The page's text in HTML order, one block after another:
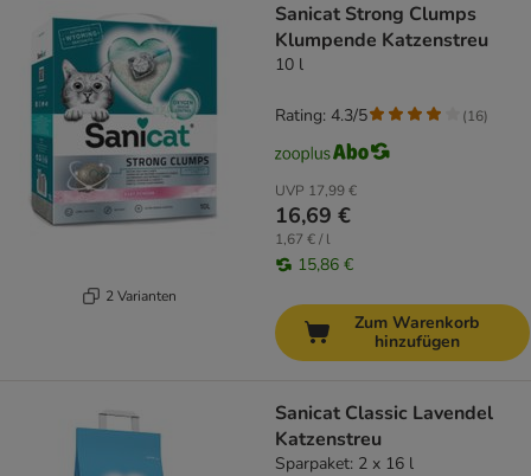
2 Varianten
Sanicat Strong Clumps
Klumpende Katzenstreu
10 l
UVP 17,99 €
16,69 €
1,67 € / l
15,86 €
Rating: 4.3/5 (16)
Zum Warenkorb
hinzufügen
Sanicat Classic Lavendel
Katzenstreu
Sparpaket: 2 x 16 l